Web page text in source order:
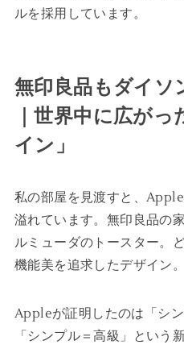
ルを採用しています。
無印良品もダイソ
｜世界中に広が
イン」
私の部屋を見渡すと、
溢れています。無印良品の
ルミューダのトースター。
機能美を追求したデザイン。
Appleが証明したのは「シ
「シンプル＝高級」という